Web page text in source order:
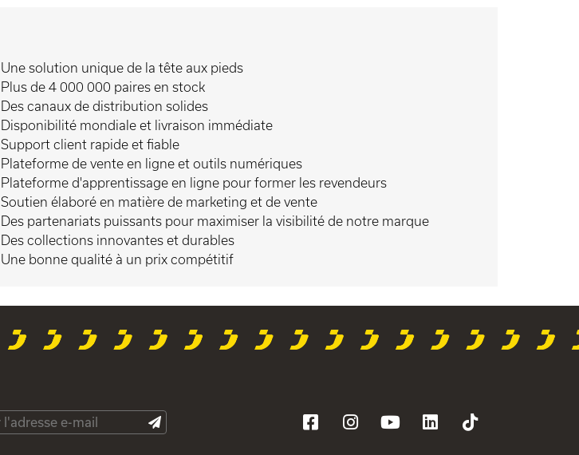
Une solution unique de la tête aux pieds
Plus de 4 000 000 paires en stock
Des canaux de distribution solides
Disponibilité mondiale et livraison immédiate
Support client rapide et fiable
Plateforme de vente en ligne et outils numériques
Plateforme d'apprentissage en ligne pour former les revendeurs
Soutien élaboré en matière de marketing et de vente
Des partenariats puissants pour maximiser la visibilité de notre marque
Des collections innovantes et durables
Une bonne qualité à un prix compétitif